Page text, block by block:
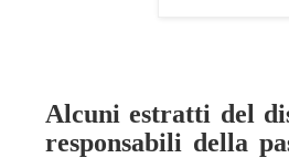
Alcuni estratti del
responsabili della